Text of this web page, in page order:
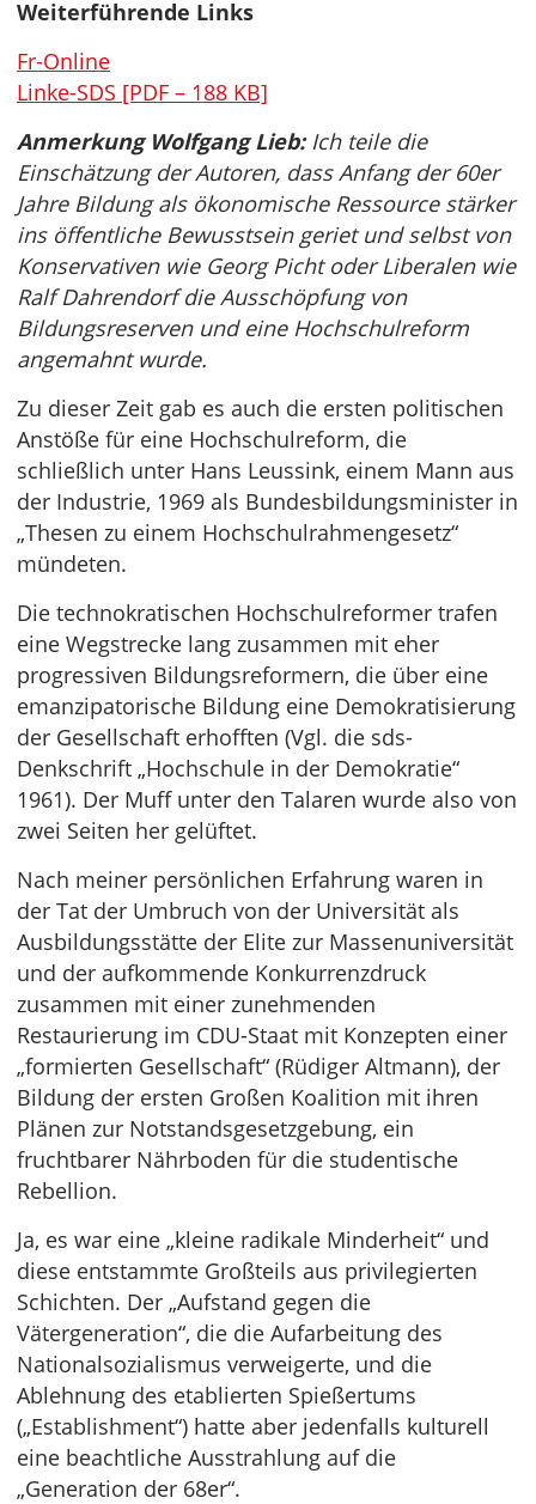
Weiterführende Links
Fr-Online
Linke-SDS [PDF – 188 KB]
Anmerkung Wolfgang Lieb:Ich teile die
Einschätzung der Autoren, dass Anfang der 60er
Jahre Bildung als ökonomische Ressource stärker
ins öffentliche Bewusstsein geriet und selbst von
Konservativen wie Georg Picht oder Liberalen wie
Ralf Dahrendorf die Ausschöpfung von
Bildungsreserven und eine Hochschulreform
angemahnt wurde.
Zu dieser Zeit gab es auch die ersten politischen
Anstöße für eine Hochschulreform, die
schließlich unter Hans Leussink, einem Mann aus
der Industrie, 1969 als Bundesbildungsminister in
„Thesen zu einem Hochschulrahmengesetz“
mündeten.
Die technokratischen Hochschulreformer trafen
eine Wegstrecke lang zusammen mit eher
progressiven Bildungsreformern, die über eine
emanzipatorische Bildung eine Demokratisierung
der Gesellschaft erhofften (Vgl. die sds-
Denkschrift „Hochschule in der Demokratie“
1961). Der Muff unter den Talaren wurde also von
zwei Seiten her gelüftet.
Nach meiner persönlichen Erfahrung waren in
der Tat der Umbruch von der Universität als
Ausbildungsstätte der Elite zur Massenuniversität
und der aufkommende Konkurrenzdruck
zusammen mit einer zunehmenden
Restaurierung im CDU-Staat mit Konzepten einer
„formierten Gesellschaft“ (Rüdiger Altmann), der
Bildung der ersten Großen Koalition mit ihren
Plänen zur Notstandsgesetzgebung, ein
fruchtbarer Nährboden für die studentische
Rebellion.
Ja, es war eine „kleine radikale Minderheit“ und
diese entstammte Großteils aus privilegierten
Schichten. Der „Aufstand gegen die
Vätergeneration“, die die Aufarbeitung des
Nationalsozialismus verweigerte, und die
Ablehnung des etablierten Spießertums
(„Establishment“) hatte aber jedenfalls kulturell
eine beachtliche Ausstrahlung auf die
„Generation der 68er“.